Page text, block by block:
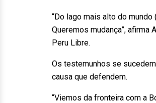
“Do lago mais alto do
Queremos mudança”, afirma
Peru Libre.
Os testemunhos se
causa que defendem.
“Viemos da fronteira com a